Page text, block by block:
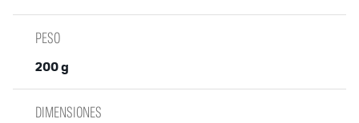
PESO
200 g
DIMENSIONES